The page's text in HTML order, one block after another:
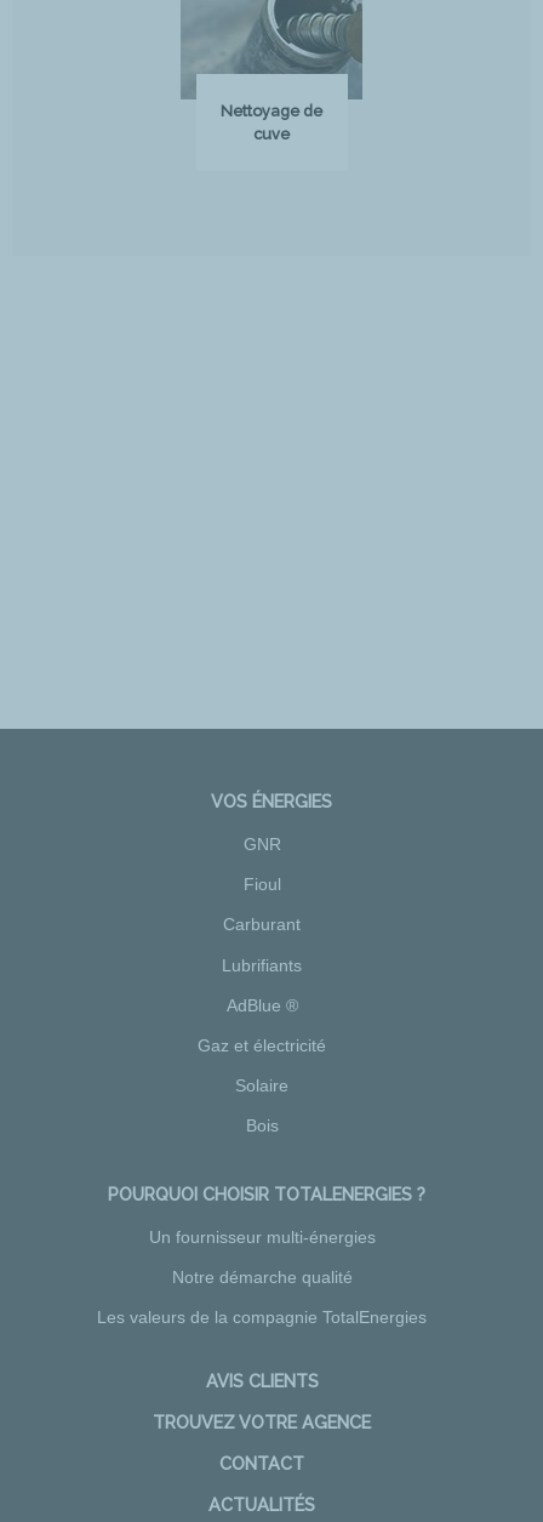
Nettoyage de
cuve
VOS ÉNERGIES
GNR
Fioul
Carburant
Lubrifiants
AdBlue ®
Gaz et électricité
Solaire
Bois
POURQUOI CHOISIR TOTALENERGIES ?
Un fournisseur multi-énergies
Notre démarche qualité
Les valeurs de la compagnie TotalEnergies
AVIS CLIENTS
TROUVEZ VOTRE AGENCE
CONTACT
ACTUALITÉS